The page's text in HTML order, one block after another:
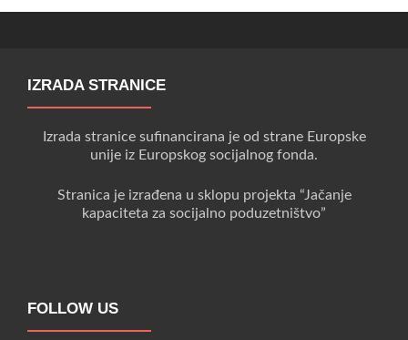
IZRADA STRANICE
Izrada stranice sufinancirana je od strane Europske
unije iz Europskog socijalnog fonda.
Stranica je izrađena u sklopu projekta “Jačanje
kapaciteta za socijalno poduzetništvo”
FOLLOW US